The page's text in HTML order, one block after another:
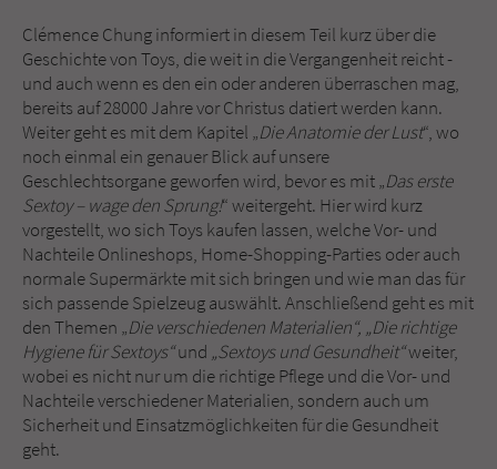
Clémence Chung informiert in diesem Teil kurz über die
Geschichte von Toys, die weit in die Vergangenheit reicht -
und auch wenn es den ein oder anderen überraschen mag,
bereits auf 28000 Jahre vor Christus datiert werden kann.
Weiter geht es mit dem Kapitel „Die Anatomie der Lust“, wo
noch einmal ein genauer Blick auf unsere
Geschlechtsorgane geworfen wird, bevor es mit „Das erste
Sextoy – wage den Sprung!“ weitergeht. Hier wird kurz
vorgestellt, wo sich Toys kaufen lassen, welche Vor- und
Nachteile Onlineshops, Home-Shopping-Parties oder auch
normale Supermärkte mit sich bringen und wie man das für
sich passende Spielzeug auswählt. Anschließend geht es mit
den Themen „Die verschiedenen Materialien“, „Die richtige
Hygiene für Sextoys“und „Sextoys und Gesundheit“weiter,
wobei es nicht nur um die richtige Pflege und die Vor- und
Nachteile verschiedener Materialien, sondern auch um
Sicherheit und Einsatzmöglichkeiten für die Gesundheit
geht.